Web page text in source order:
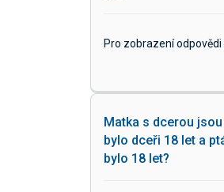
Pro zobrazení
Matka s dcerou
bylo dceři 18 let a
bylo 18 let?